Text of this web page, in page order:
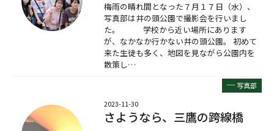
梅雨の晴れ間となった７月１７日（水）、
写真部は井の頭公園で撮影会を行いまし
た。 学校から近い場所にあります
が、なかなか行かない井の頭公園。 初めて
来た生徒も多く、地図を見ながら公園内を
散策し…
─写真部
2023-11-30
さようなら、三鷹の跨線橋